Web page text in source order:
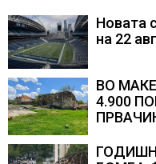
Новата
на 22
ВО
4.900